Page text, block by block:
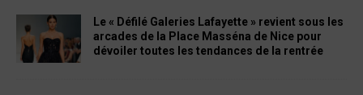
Le « Défilé Galeries Lafayette » revient sous les
arcades de la Place Masséna de Nice pour
dévoiler toutes les tendances de la rentrée